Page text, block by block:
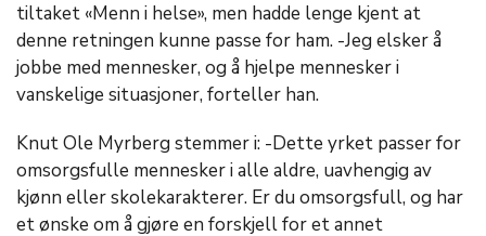
tiltaket «Menn i helse», men hadde lenge kjent at
denne retningen kunne passe for ham. -Jeg elsker å
jobbe med mennesker, og å hjelpe mennesker i
vanskelige situasjoner, forteller han.
Knut Ole Myrberg stemmer i: -Dette yrket passer for
omsorgsfulle mennesker i alle aldre, uavhengig av
kjønn eller skolekarakterer. Er du omsorgsfull, og har
et ønske om å gjøre en forskjell for et annet